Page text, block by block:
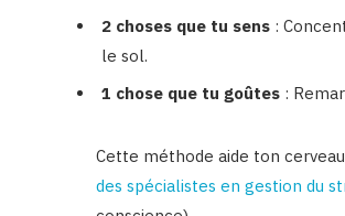
2 choses que tu sens :
le sol.
1 chose que tu goûtes :
Cette méthode aide ton
des spécialistes en gestion du